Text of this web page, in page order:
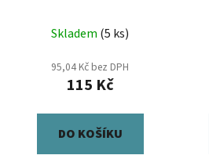
Skladem (5 ks)
95,04 Kč bez DPH
115 Kč
DO KOŠÍKU